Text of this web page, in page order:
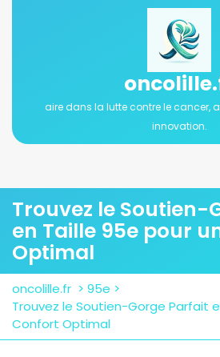
aire dans la lutte contre le cancer,
innovation.
Trouvez le Soutien-
en Taille 95e pour
Optimal
oncolille.fr > 95e >
Trouvez le Soutien-Gorge Parfait
Confort Optimal